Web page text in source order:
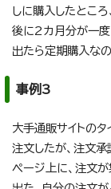
しに購入したとこ
後に2カ月分が一
出たら定期購入な
事例3
大手通販サイトの
注文したが、注文
ページ上に、注文